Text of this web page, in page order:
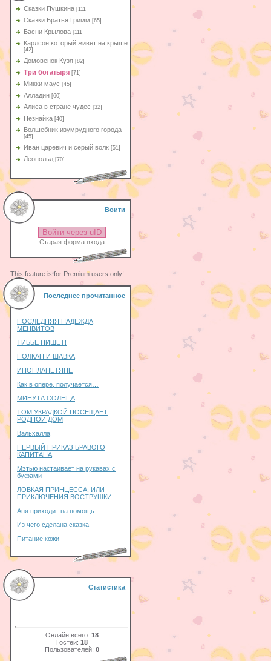
Сказки Пушкина [111]
Сказки Братья Гримм [65]
Басни Крылова [111]
Карлсон который живет на крыше
[42]
Домовенок Кузя [82]
Три богатыря [71]
Микки маус [45]
Алладин [60]
Aлиса в стране чудес [32]
Незнайка [40]
Волшебник изумрудного города
[45]
Иван царевич и серый волк [51]
Леопольд [70]
Воити
Войти через uID
Старая форма входа
This feature is for Premium users only!
Последнее прочитанное
ПОСЛЕДНЯЯ НАДЕЖДА
МЕНВИТОВ
ТИББЕ ПИШЕТ!
ПОЛКАН И ШАВКА
ИНОПЛАНЕТЯНЕ
Как в опере, получается…
МИНУТА СОЛНЦА
ТОМ УКРАДКОЙ ПОСЕЩАЕТ
РОДНОЙ ДОМ
Вальхалла
ПЕРВЫЙ ПРИКАЗ БРАВОГО
КАПИТАНА
Мэтью настаивает на рукавах с
буфами
ЛОВКАЯ ПРИНЦЕССА, ИЛИ
ПРИКЛЮЧЕНИЯ ВОСТРУШКИ
Аня приходит на помощь
Из чего сделана сказка
Питание кожи
Статистика
Онлайн всего: 18
Гостей: 18
Пользователей: 0